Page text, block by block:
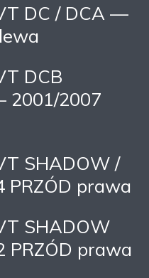
DC / DCA —
DCB
2001/2007
SHADOW /
PRZÓD prawa
SHADOW
PRZÓD prawa